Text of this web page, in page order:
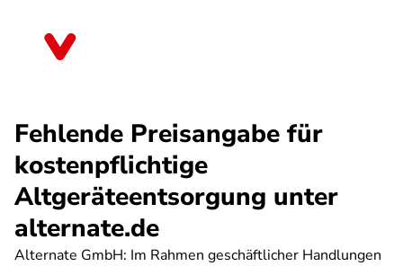
Fehlende Preisangabe für
kostenpflichtige
Altgeräteentsorgung unter
alternate.de
Alternate GmbH: Im Rahmen geschäftlicher Handlungen